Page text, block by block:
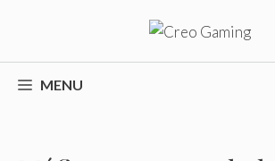
o
conteúdoMENU